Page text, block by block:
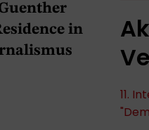
in
11.